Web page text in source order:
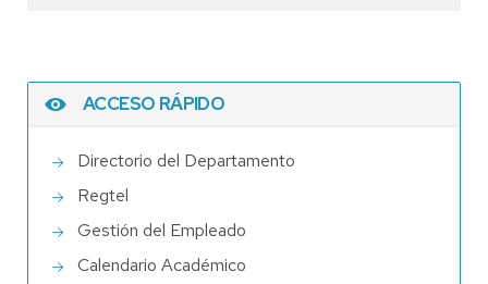
ACCESO RÁPIDO
Directorio del Departamento
Regtel
Gestión del Empleado
Calendario Académico